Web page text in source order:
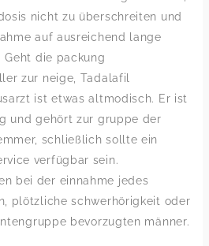
nicht zu überschreiten und
auf ausreichend lange
Geht die packung
zur neige, Tadalafil
ist etwas altmodisch. Er ist
und gehört zur gruppe der
schließlich sollte ein
verfügbar sein.
bei der einnahme jedes
plötzliche schwerhörigkeit oder
bevorzugten männer.